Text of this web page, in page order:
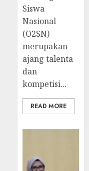
Siswa
Nasional
(O2SN)
merupakan
ajang talenta
dan
kompetisi...
READ MORE